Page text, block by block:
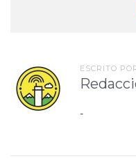
ESCRITO
-